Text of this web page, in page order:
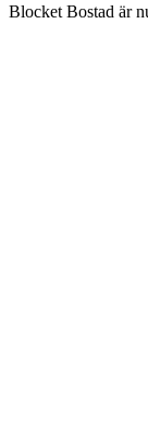
Blocket Bostad är